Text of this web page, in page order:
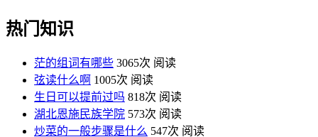
热门知识
茫的组词有哪些 3065次 阅读
弦读什么啊 1005次 阅读
生日可以提前过吗 818次 阅读
湖北恩施民族学院 573次 阅读
炒菜的一般步骤是什么 547次 阅读